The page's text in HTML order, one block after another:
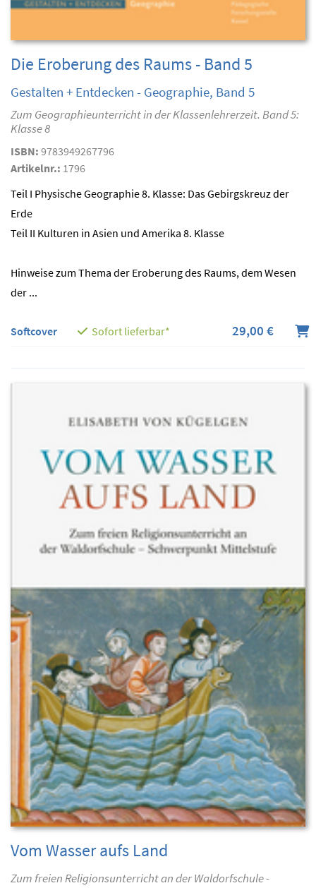
Die Eroberung des Raums - Band 5
Gestalten + Entdecken - Geographie, Band 5
Zum Geographieunterricht in der Klassenlehrerzeit. Band 5:
Klasse 8
ISBN: 9783949267796
Artikelnr.: 1796
Teil I Physische Geographie 8. Klasse: Das Gebirgskreuz der
Erde
Teil II Kulturen in Asien und Amerika 8. Klasse
Hinweise zum Thema der Eroberung des Raums, dem Wesen
der ...
Softcover Sofort lieferbar* 29,00 €
Vom Wasser aufs Land
Zum freien Religionsunterricht an der Waldorfschule -